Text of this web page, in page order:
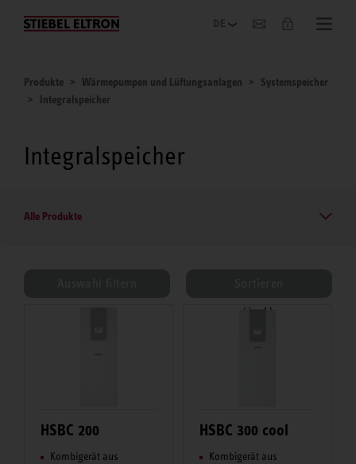
Unternehmen
Produkte Wärmepumpen und Lüftungsanlagen
Systemspeicher
Integralspeicher
Integralspeicher
Alle Produkte
HSBC 200
Kombigerät aus
HSBC 300 cool
Kombigerät aus